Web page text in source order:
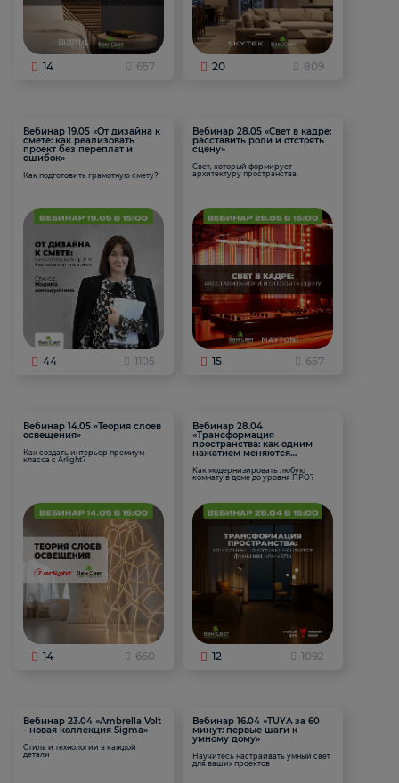
14 657 20 809
Вебинар 19.05 «От дизайна к
смете: как реализовать
проект без переплат и
ошибок»
Как подготовить грамотную смету?
44 1105
Вебинар 28.05 «Свет в кадре:
расставить роли и отстоять
сцену»
Свет, который формирует
архитектуру пространства.
15 657
Вебинар 14.05 «Теория слоев
освещения»
Как создать интерьер премиум-
класса с Arlight?
14 660
Вебинар 28.04
«Трансформация
пространства: как одним
нажатием меняются
Как модернизировать любую
комнату в доме до уровня ПРО?
12 1092
Вебинар 23.04 «Ambrella Volt
- новая коллекция Sigma»
Стиль и технологии в каждой
детали
Вебинар 16.04 «TUYA за 60
минут: первые шаги к
умному дому»
Научитесь настраивать умный свет
для ваших проектов